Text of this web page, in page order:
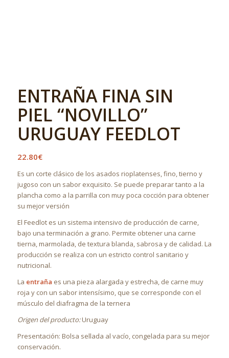
ENTRAÑA FINA SIN
PIEL “NOVILLO”
URUGUAY FEEDLOT
22.80€
Es un corte clásico de los asados rioplatenses, fino, tierno y
jugoso con un sabor exquisito. Se puede preparar tanto a la
plancha como a la parrilla con muy poca cocción para obtener
su mejor versión
El Feedlot es un sistema intensivo de producción de carne,
bajo una terminación a grano. Permite obtener una carne
tierna, marmolada, de textura blanda, sabrosa y de calidad. La
producción se realiza con un estricto control sanitario y
nutricional.
La entraña es una pieza alargada y estrecha, de carne muy
roja y con un sabor intensísimo, que se corresponde con el
músculo del diafragma de la ternera
Origen del producto:Uruguay
Presentación: Bolsa sellada al vacío, congelada para su mejor
conservación.